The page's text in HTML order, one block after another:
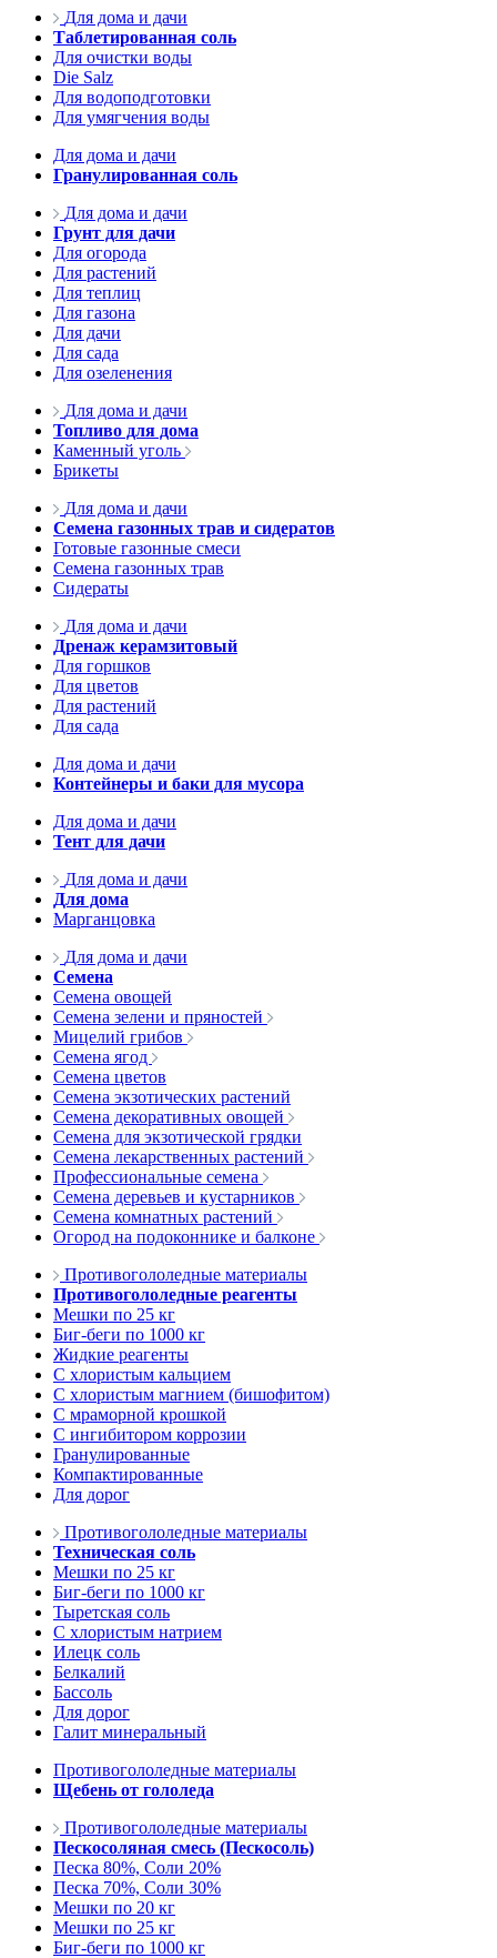
Для дома и дачи
Таблетированная соль
Для очистки воды
Die Salz
Для водоподготовки
Для умягчения воды
Для дома и дачи
Гранулированная соль
Для дома и дачи
Грунт для дачи
Для огорода
Для растений
Для теплиц
Для газона
Для дачи
Для сада
Для озеленения
Для дома и дачи
Топливо для дома
Каменный уголь
Брикеты
Для дома и дачи
Семена газонных трав и сидератов
Готовые газонные смеси
Семена газонных трав
Сидераты
Для дома и дачи
Дренаж керамзитовый
Для горшков
Для цветов
Для растений
Для сада
Для дома и дачи
Контейнеры и баки для мусора
Для дома и дачи
Тент для дачи
Для дома и дачи
Для дома
Марганцовка
Для дома и дачи
Семена
Семена овощей
Семена зелени и пряностей
Мицелий грибов
Семена ягод
Семена цветов
Семена экзотических растений
Семена декоративных овощей
Семена для экзотической грядки
Семена лекарственных растений
Профессиональные семена
Семена деревьев и кустарников
Семена комнатных растений
Огород на подоконнике и балконе
Противогололедные материалы
Противогололедные реагенты
Мешки по 25 кг
Биг-беги по 1000 кг
Жидкие реагенты
С хлористым кальцием
С хлористым магнием (бишофитом)
С мраморной крошкой
С ингибитором коррозии
Гранулированные
Компактированные
Для дорог
Противогололедные материалы
Техническая соль
Мешки по 25 кг
Биг-беги по 1000 кг
Тыретская соль
С хлористым натрием
Илецк соль
Белкалий
Бассоль
Для дорог
Галит минеральный
Противогололедные материалы
Щебень от гололеда
Противогололедные материалы
Пескосоляная смесь (Пескосоль)
Песка 80%, Соли 20%
Песка 70%, Соли 30%
Мешки по 20 кг
Мешки по 25 кг
Биг-беги по 1000 кг